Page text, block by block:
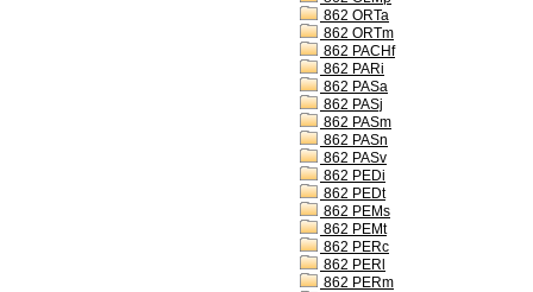
862 ORTa
862 ORTm
862 PACHf
862 PARi
862 PASa
862 PASj
862 PASm
862 PASn
862 PASv
862 PEDi
862 PEDt
862 PEMs
862 PEMt
862 PERc
862 PERl
862 PERm